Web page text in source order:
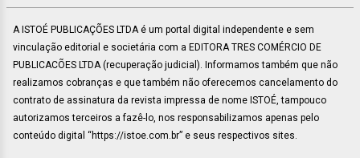
A ISTOÉ PUBLICAÇÕES LTDA é um portal digital independente e sem
vinculação editorial e societária com a EDITORA TRES COMÉRCIO DE
PUBLICACÕES LTDA (recuperação judicial). Informamos também que não
realizamos cobranças e que também não oferecemos cancelamento do
contrato de assinatura da revista impressa de nome ISTOÉ, tampouco
autorizamos terceiros a fazê-lo, nos responsabilizamos apenas pelo
conteúdo digital “https://istoe.com.br” e seus respectivos sites.